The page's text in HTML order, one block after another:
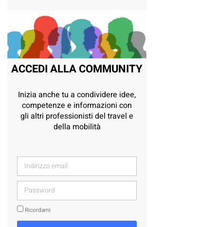
ACCEDI ALLA COMMUNITY
Inizia anche tu a condividere idee,
competenze e informazioni con
gli altri professionisti del travel e
della mobilità
Ricordami